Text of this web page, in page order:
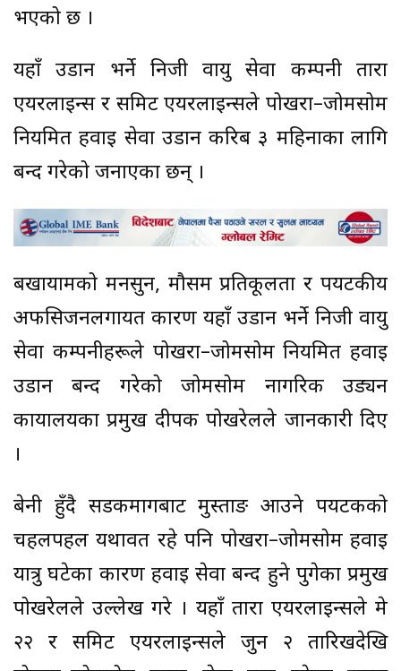
भएको छ ।
यहाँ उडान भर्ने निजी वायु सेवा कम्पनी तारा
एयरलाइन्स र समिट एयरलाइन्सले पोखरा–जोमसोम
नियमित हवाई सेवा उडान करिब ३ महिनाका लागि
बन्द गरेको जनाएका छन् ।
बर्खायामको मनसुन, मौसम प्रतिकूलता र पर्यटकीय
अफसिजनलगायत कारण यहाँ उडान भर्ने निजी वायु
सेवा कम्पनीहरूले पोखरा–जोमसोम नियमित हवाई
उडान बन्द गरेको जोमसोम नागरिक उड्यन
कार्यालयका प्रमुख दीपक पोखरेलले जानकारी दिए
।
बेनी हुँदै सडकमार्गबाट मुस्ताङ आउने पर्यटकको
चहलपहल यथावत रहे पनि पोखरा–जोमसोम हवाई
यात्रु घटेका कारण हवाई सेवा बन्द हुने पुगेका प्रमुख
पोखरेलले उल्लेख गरे । यहाँ तारा एयरलाइन्सले मे
२२ र समिट एयरलाइन्सले जुन २ तारिखदेखि